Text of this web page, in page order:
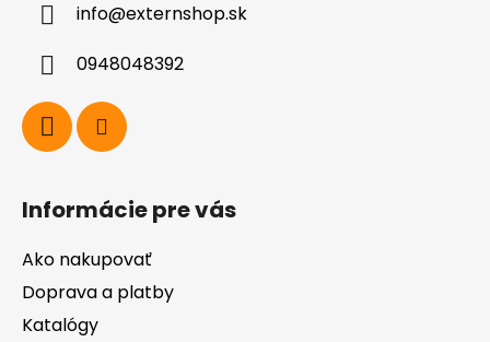
info@externshop.sk
0948048392
Informácie pre vás
Ako nakupovať
Doprava a platby
Katalógy